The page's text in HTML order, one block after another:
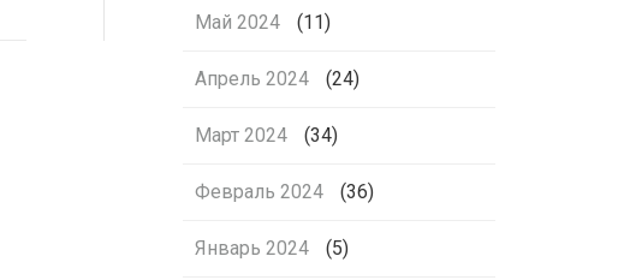
Май 2024 (11)
Апрель 2024 (24)
Март 2024 (34)
Февраль 2024 (36)
Январь 2024 (5)